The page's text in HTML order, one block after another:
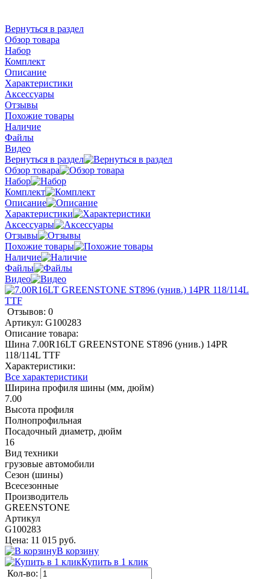
Вернуться в раздел
Обзор товара
Набор
Комплект
Описание
Характеристики
Аксессуары
Отзывы
Похожие товары
Наличие
Файлы
Видео
Вернуться в раздел
Обзор товара
Набор
Комплект
Описание
Характеристики
Аксессуары
Отзывы
Похожие товары
Наличие
Файлы
Видео
Отзывов: 0
Артикул: G100283
Описание товара:
Шина 7.00R16LT GREENSTONE ST896 (унив.) 14PR
118/114L TTF
Характеристики:
Все характеристики
Ширина профиля шины (мм, дюйм)
7.00
Высота профиля
Полнопрофильная
Посадочный диаметр, дюйм
16
Вид техники
грузовые автомобили
Сезон (шины)
Всесезонные
Производитель
GREENSTONE
Артикул
G100283
Цена: 11 015 руб.
В корзину
Купить в 1 клик
Кол-во: